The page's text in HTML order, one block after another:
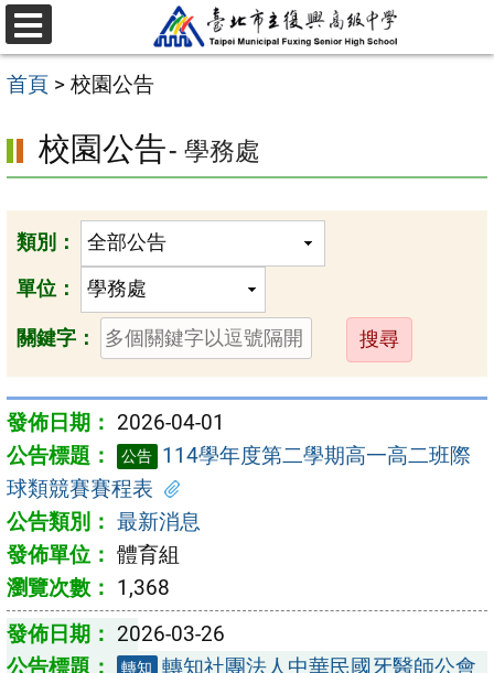
跳
至
主
內
容
區
選
單
首頁 > 校園公告
校園公告- 學務處
類別：
單位：
關鍵字：
送
出
2026-04-01
公告 114學年度第二學期高一高二班際
球類競賽賽程表
最新消息
體育組
1,368
2026-03-26
轉知 轉知社團法人中華民國牙醫師公會